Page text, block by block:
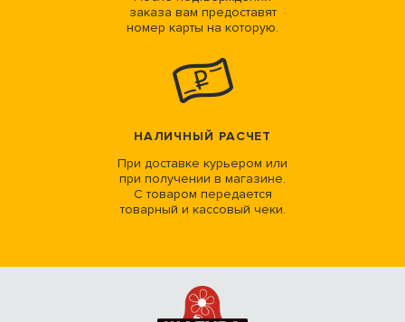
заказа вам предоставят
номер карты на которую.
НАЛИЧНЫЙ РАСЧЕТ
При доставке курьером или
при получении в магазине.
С товаром передается
товарный и кассовый чеки.